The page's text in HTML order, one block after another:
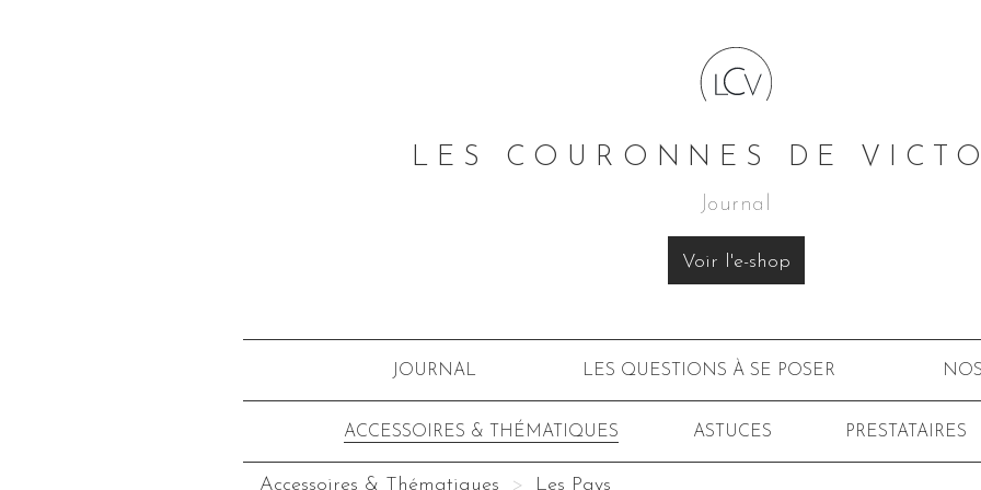
LES COURONNES DE
Journal
Voir l'e-shop
JOURNAL LES QUESTIONS À SE POSER
ACCESSOIRES & THÉMATIQUES ASTUCES PRESTATAIRES
Accessoires & Thématiques Les Pays